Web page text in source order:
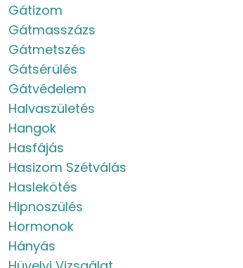
Gátizom
Gátmasszázs
Gátmetszés
Gátsérülés
Gátvédelem
Halvaszületés
Hangok
Hasfájás
Hasizom Szétválás
Haslekötés
Hipnoszülés
Hormonok
Hányás